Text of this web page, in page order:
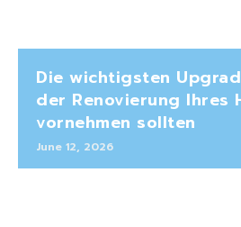
Die wichtigsten
der Renovierung Ihres
vornehmen sollten
June 12, 2026